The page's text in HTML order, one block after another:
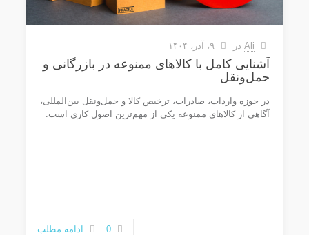
Ali در ۹، آذر، ۱۴۰۴
آشنایی کامل با کالاهای ممنوعه در بازرگانی و
حمل‌ونقل
در حوزه واردات، صادرات، ترخیص کالا و حمل‌ونقل بین‌المللی،
آگاهی از کالاهای ممنوعه یکی از مهم‌ترین اصول کاری است.
0 ادامه مطلب